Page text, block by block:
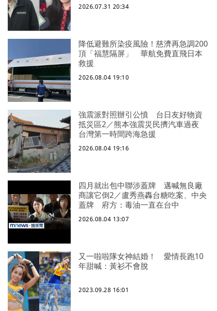
2026.07.31 20:34
降低避難所染疫風險！慈濟再急調200
頂「福慧隔屏」 華航免費直飛日本
救援
2026.08.04 19:10
強震派對照辦引公憤 台日友好物資
抵災區2／熊本強震災民擠汽車過夜
台灣第一時間跨海急援
2026.08.04 19:16
四月就出包中聯涉蓋牌 邁喊無良廠
商讓它倒2／盧秀燕轟台糖吃案、中央
蓋牌 府方：毒油一直在台中
2026.08.04 13:07
又一啦啦隊女神結婚！ 愛情長跑10
年甜喊：黃衫不會脫
2023.09.28 16:01